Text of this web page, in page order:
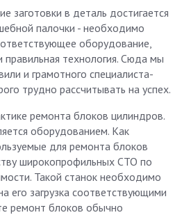
заготовки в деталь достигается
палочки - необходимо
оборудование,
технология. Сюда мы
и грамотного специалиста-
трудно рассчитывать на успех.
ремонта блоков цилиндров.
оборудованием. Как
для ремонта блоков
широкопрофильных СТО по
Такой станок необходимо
его загрузка соответствующими
ремонт блоков обычно